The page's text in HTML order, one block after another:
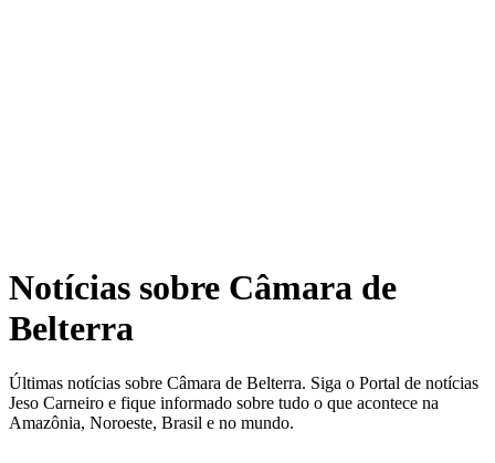
Notícias sobre Câmara de
Belterra
Últimas notícias sobre Câmara de Belterra. Siga o Portal de notícias
Jeso Carneiro e fique informado sobre tudo o que acontece na
Amazônia, Noroeste, Brasil e no mundo.